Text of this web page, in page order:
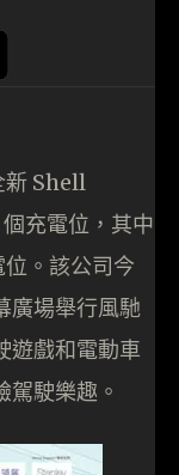
新 Shell
充電位，其中
。該公司今
廣場舉行風馳
遊戲和電動車
駛樂趣。